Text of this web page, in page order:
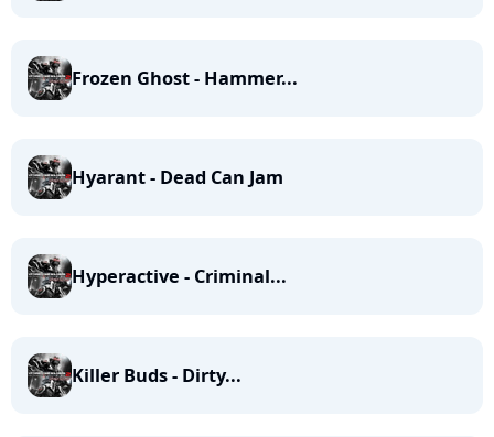
Frozen Ghost - Hammer...
Hyarant - Dead Can Jam
Hyperactive - Criminal...
Killer Buds - Dirty...